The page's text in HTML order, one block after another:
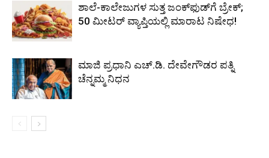
ಶಾಲೆ-ಕಾಲೇಜುಗಳ ಸುತ್ತ ಜಂಕ್‌ಫುಡ್‌ಗೆ ಬ್ರೇಕ್‌;
50 ಮೀಟರ್ ವ್ಯಾಪ್ತಿಯಲ್ಲಿ ಮಾರಾಟ ನಿಷೇಧ!
ಮಾಜಿ ಪ್ರಧಾನಿ ಎಚ್‌.ಡಿ. ದೇವೇಗೌಡರ ಪತ್ನಿ
ಚೆನ್ನಮ್ಮ ನಿಧನ